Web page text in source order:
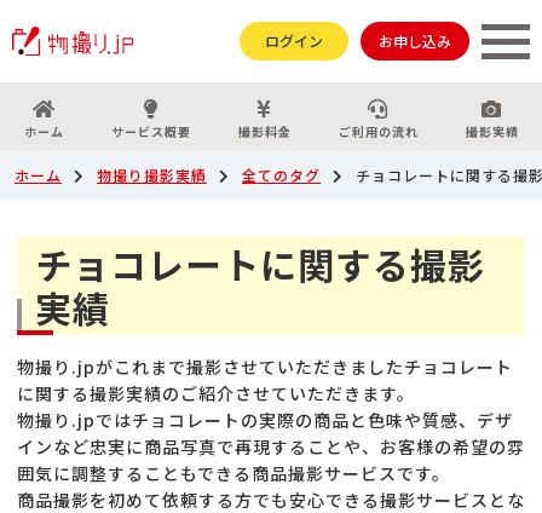
ログイン お申し込み
ホーム サービス概要 撮影料金 ご利用の流れ 撮影実績
ホーム 物撮り撮影実績 全てのタグ チョコレートに関する撮
チョコレートに関する撮影
実績
物撮り.jpがこれまで撮影させていただきましたチョコレート
に関する撮影実績のご紹介させていただきます。
物撮り.jpではチョコレートの実際の商品と色味や質感、デザ
インなど忠実に商品写真で再現することや、お客様の希望の雰
囲気に調整することもできる商品撮影サービスです。
商品撮影を初めて依頼する方でも安心できる撮影サービスとな